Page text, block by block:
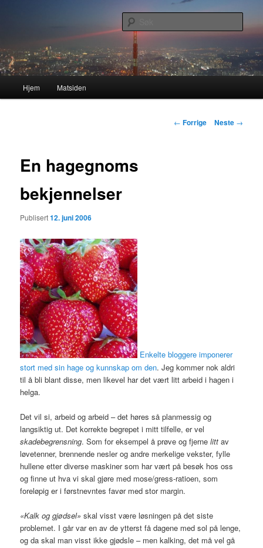
hovedinnholdet
Lasses hjemmeside
Hjem Matsiden
Innleggsnavigasjon
← Forrige Neste →
En hagegnoms
bekjennelser
Publisert12. juni 2006
Enkelte bloggere imponerer
stort med sin hage og kunnskap om den. Jeg kommer nok aldri
til å bli blant disse, men likevel har det vært litt arbeid i hagen i
helga.
Det vil si, arbeid og arbeid – det høres så planmessig og
langsiktig ut. Det korrekte begrepet i mitt tilfelle, er vel
skadebegrensning. Som for eksempel å prøve og fjernelitt av
løvetenner, brennende nesler og andre merkelige vekster, fylle
hullene etter diverse maskiner som har vært på besøk hos oss
og finne ut hva vi skal gjøre med mose/gress-ratioen, som
foreløpig er i førstnevntes favør med stor margin.
«Kalk og gjødsel» skal visst være løsningen på det siste
problemet. I går var en av de ytterst få dagene med sol på lenge,
og da skal man visst ikke gjødsle – men kalking, det må vel gå